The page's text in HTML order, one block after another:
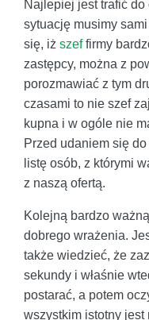
Najlepiej jest trafić
sytuację musimy
się, iż szeffirmy
zastępcy, można z
porozmawiać z tym
czasami to nie szef
kupna i w ogóle nie
Przed udaniem się
listę osób, z którymi
z naszą ofertą.
Kolejną bardzo
dobrego wrażenia.
także wiedzieć, że
sekundy i właśnie
postarać, a potem
wszystkim istotny